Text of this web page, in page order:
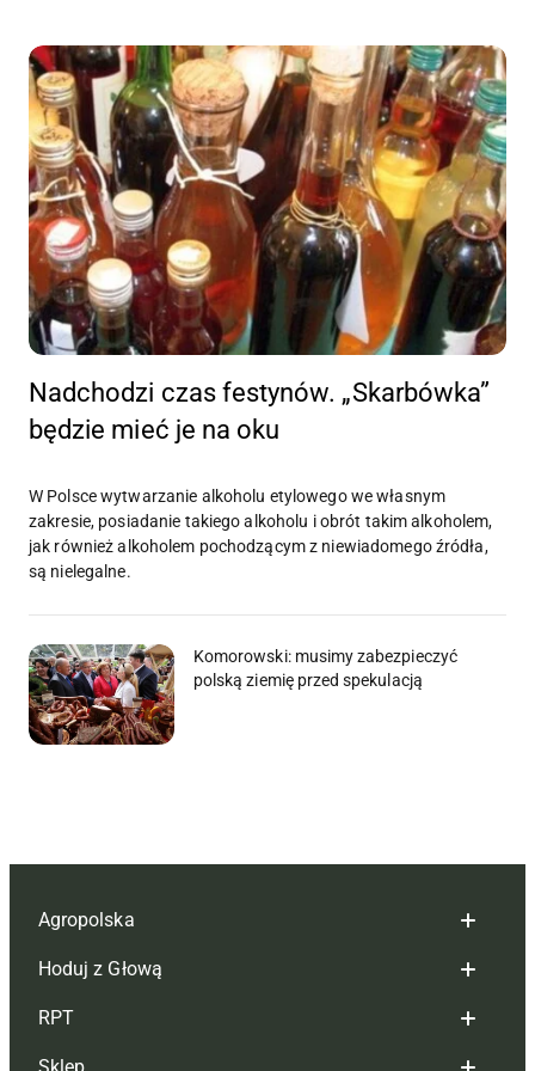
Nadchodzi czas festynów. „Skarbówka”
będzie mieć je na oku
W Polsce wytwarzanie alkoholu etylowego we własnym
zakresie, posiadanie takiego alkoholu i obrót takim alkoholem,
jak również alkoholem pochodzącym z niewiadomego źródła,
są nielegalne.
Komorowski: musimy zabezpieczyć
polską ziemię przed spekulacją
Agropolska
Redakcja
Reklama
Hoduj z Głową
Hoduj z głową bydło
RPT
Sklep